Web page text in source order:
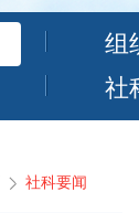
组
社
社科要闻